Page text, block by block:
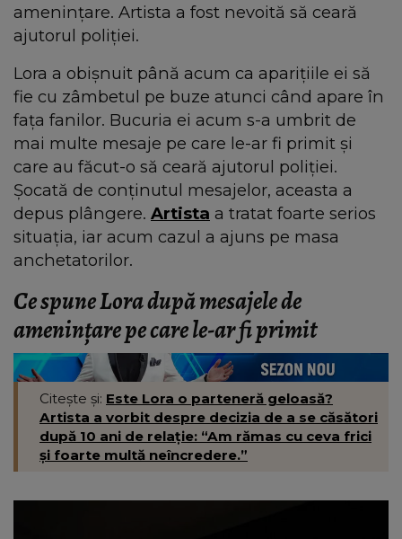
amenințare. Artista a fost nevoită să ceară
ajutorul poliției.
Lora a obișnuit până acum ca aparițiile ei să
fie cu zâmbetul pe buze atunci când apare în
fața fanilor. Bucuria ei acum s-a umbrit de
mai multe mesaje pe care le-ar fi primit și
care au făcut-o să ceară ajutorul poliției.
Șocată de conținutul mesajelor, aceasta a
depus plângere. Artista a tratat foarte serios
situația, iar acum cazul a ajuns pe masa
anchetatorilor.
Ce spune Lora după mesajele de
amenințare pe care le-ar fi primit
Citește și: Este Lora o parteneră geloasă?
Artista a vorbit despre decizia de a se căsători
după 10 ani de relație: “Am rămas cu ceva frici
și foarte multă neîncredere.”